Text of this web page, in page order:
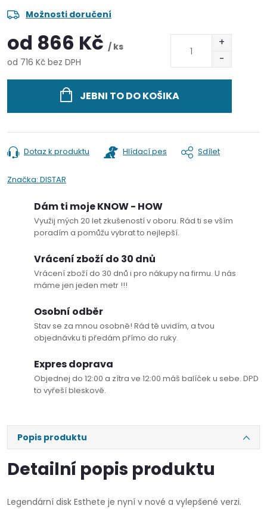
Možnosti doručení
od 866 Kč / ks
od 716 Kč bez DPH
JEBNI TO DO KOŠIKA
Dotaz k produktu Hlídací pes Sdílet
Značka: DISTAR
Dám ti moje KNOW - HOW
Využij mých 20 let zkušeností v oboru. Rád ti se vším
poradím a pomůžu vybrat to nejlepší.
Vrácení zboží do 30 dnů
Vrácení zboží do 30 dnů i pro nákupy na firmu. U nás
máme jen jeden metr !!!
Osobní odběr
Stav se za mnou osobně! Rád tě uvidím, a tvou
objednávku ti předám přímo do ruky.
Expres doprava
Objednej do 12:00 a zítra ve 12:00 máš balíček u sebe. DPD
to vyřeší bleskově.
Popis produktu
Detailní popis produktu
Legendární disk Esthete je nyní v nové a vylepšené verzi.